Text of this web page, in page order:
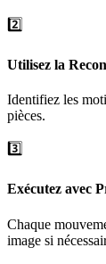
2️⃣
Utilisez la
Identifiez les
pièces.
3️⃣
Exécutez avec
Chaque
image si